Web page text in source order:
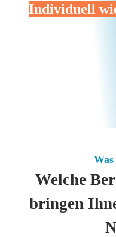
Individuell
Welche
bringen